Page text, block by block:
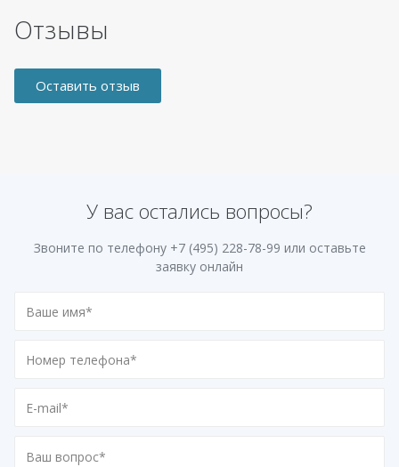
Отзывы
Оставить отзыв
У вас остались вопросы?
Звоните по телефону +7 (495) 228-78-99 или оставьте
заявку онлайн